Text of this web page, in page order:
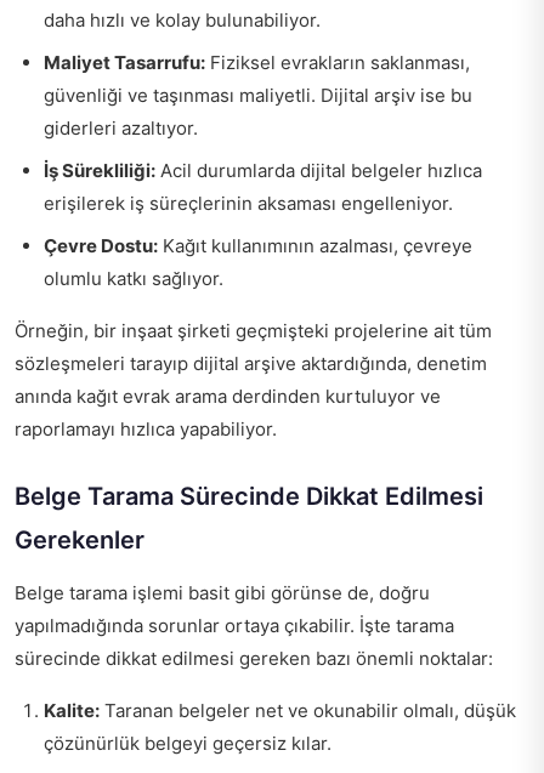
daha hızlı ve kolay bulunabiliyor.
Maliyet Tasarrufu: Fiziksel evrakların saklanması,
güvenliği ve taşınması maliyetli. Dijital arşiv ise bu
giderleri azaltıyor.
İş Sürekliliği: Acil durumlarda dijital belgeler hızlıca
erişilerek iş süreçlerinin aksaması engelleniyor.
Çevre Dostu: Kağıt kullanımının azalması, çevreye
olumlu katkı sağlıyor.
Örneğin, bir inşaat şirketi geçmişteki projelerine ait tüm
sözleşmeleri tarayıp dijital arşive aktardığında, denetim
anında kağıt evrak arama derdinden kurtuluyor ve
raporlamayı hızlıca yapabiliyor.
Belge Tarama Sürecinde Dikkat Edilmesi
Gerekenler
Belge tarama işlemi basit gibi görünse de, doğru
yapılmadığında sorunlar ortaya çıkabilir. İşte tarama
sürecinde dikkat edilmesi gereken bazı önemli noktalar:
Kalite: Taranan belgeler net ve okunabilir olmalı, düşük
çözünürlük belgeyi geçersiz kılar.